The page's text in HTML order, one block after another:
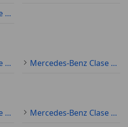
Mercedes-Benz Clase A (todo) amarillo
Mercedes-Benz Clase A (todo) automático
Mercedes-Benz Clase A (todo) manual
Mercedes-Benz Clase A (todo) 2019
Mercedes-Benz Clase A (todo) 2022